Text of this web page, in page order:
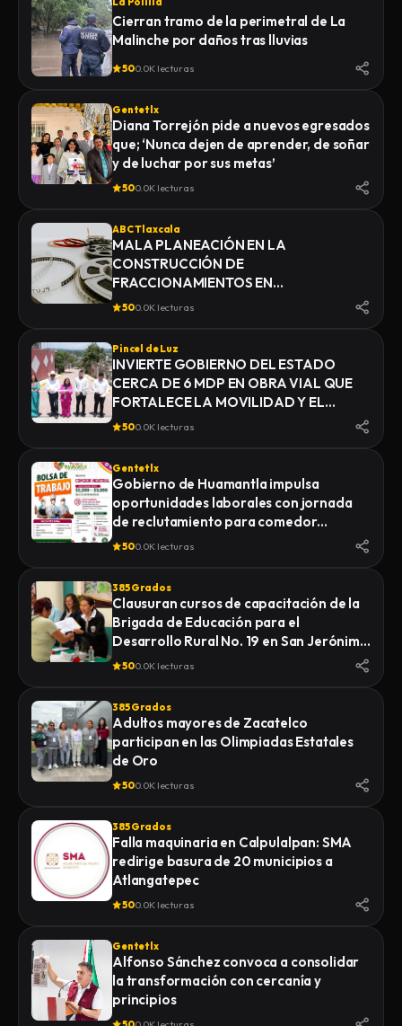
Cierran tramo de la perimetral de La
Malinche por daños tras lluvias
500.0K lecturas
Gentetlx
Diana Torrejón pide a nuevos egresados
que; ‘Nunca dejen de aprender, de soñar
y de luchar por sus metas’
500.0K lecturas
ABC Tlaxcala
MALA PLANEACIÓN EN LA
CONSTRUCCIÓN DE
FRACCIONAMIENTOS EN
YAUHQUEMEHCAN GENERA QUE
500.0K lecturas
Pincel de Luz
INVIERTE GOBIERNO DEL ESTADO
CERCA DE 6 MDP EN OBRA VIAL QUE
FORTALECE LA MOVILIDAD Y EL
DESARROLLO DE YAUHQUEMEHCAN
500.0K lecturas
Gentetlx
Gobierno de Huamantla impulsa
oportunidades laborales con jornada
de reclutamiento para comedor
industrial
500.0K lecturas
385 Grados
Clausuran cursos de capacitación de la
Brigada de Educación para el
Desarrollo Rural No. 19 en San Jerónimo
Zacualpan
500.0K lecturas
385 Grados
Adultos mayores de Zacatelco
participan en las Olimpiadas Estatales
de Oro
500.0K lecturas
385 Grados
Falla maquinaria en Calpulalpan: SMA
redirige basura de 20 municipios a
Atlangatepec
500.0K lecturas
Gentetlx
Alfonso Sánchez convoca a consolidar
la transformación con cercanía y
principios